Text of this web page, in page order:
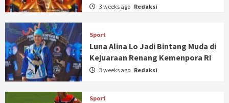
3 weeks ago Redaksi
Sport
Luna Alina Lo Jadi Bintang Muda di
Kejuaraan Renang Kemenpora RI
3 weeks ago Redaksi
Sport